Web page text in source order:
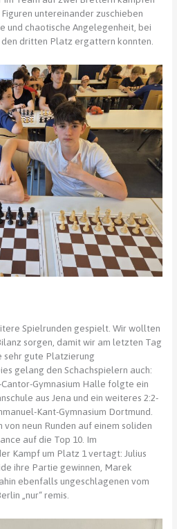
untereinander zuschieben
und chaotische Angelegenheit, bei
dritten Platz ergattern konnten.
Spielrunden gespielt. Wir wollten
sorgen, damit wir am letzten Tag
sehr gute Platzierung
gelang den Schachspielern auch:
Gymnasium Halle folgte ein
aus Jena und ein weiteres 2:2-
Kant-Gymnasium Dortmund.
von neun Runden auf einem soliden
auf die Top 10. Im
Kampf um Platz 1 vertagt: Julius
ihre Partie gewinnen, Marek
ebenfalls ungeschlagenen vom
„nur“ remis.